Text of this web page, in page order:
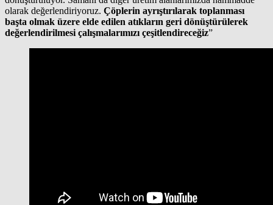
olarak değerlendiriyoruz. Çöplerin ayrıştırılarak toplanması
başta olmak üzere elde edilen atıkların geri dönüştürülerek
değerlendirilmesi çalışmalarımızı çeşitlendireceğiz”